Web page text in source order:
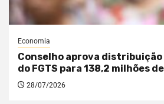
Economia
Conselho aprova distribuição
do FGTS para 138,2 milhões
28/07/2026